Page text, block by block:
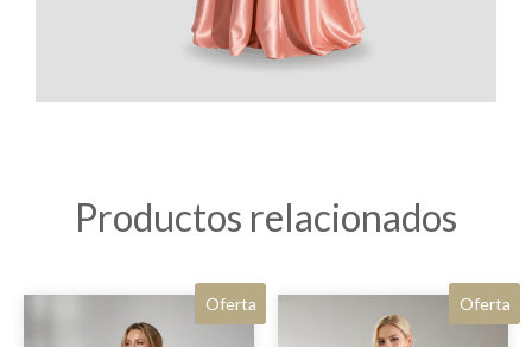
Productos relacionados
Oferta Oferta